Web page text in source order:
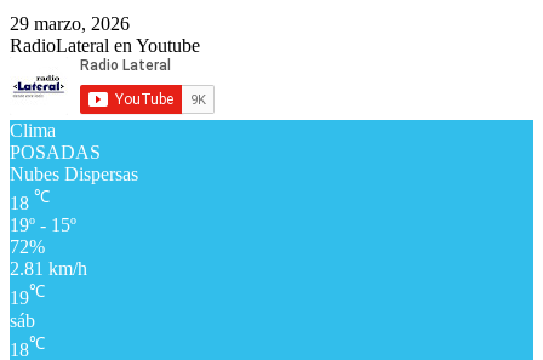
29 marzo, 2026
RadioLateral en Youtube
Clima
POSADAS
Nubes Dispersas
18 ℃
19º - 15º
72%
2.81 km/h
19℃
sáb
18℃